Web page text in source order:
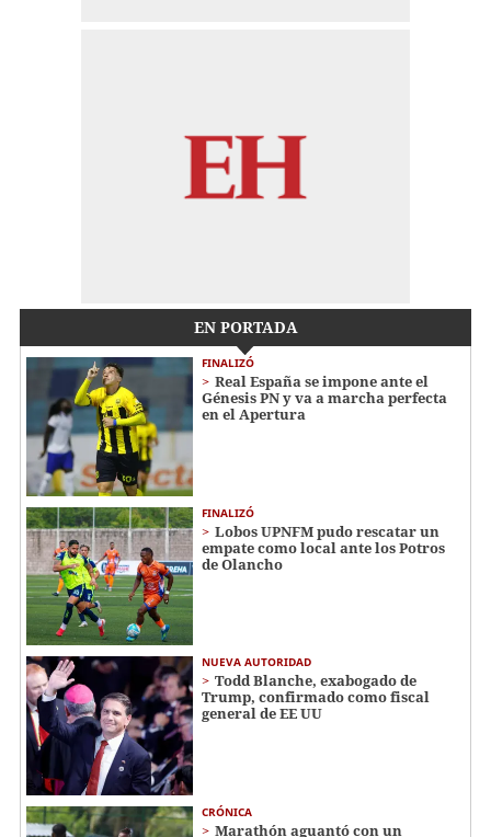
EN PORTADA
FINALIZÓ
Real España se impone ante el
Génesis PN y va a marcha perfecta
en el Apertura
FINALIZÓ
Lobos UPNFM pudo rescatar un
empate como local ante los Potros
de Olancho
NUEVA AUTORIDAD
Todd Blanche, exabogado de
Trump, confirmado como fiscal
general de EE UU
CRÓNICA
Marathón aguantó con un